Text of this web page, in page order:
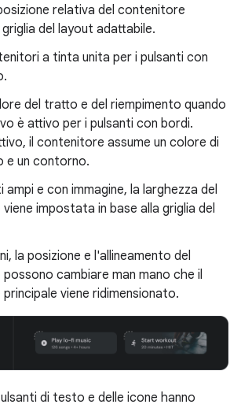
relativa del contenitore
del layout adattabile.
a tinta unita per i pulsanti con
del tratto e del riempimento quando
è attivo per i pulsanti con bordi.
il contenitore assume un colore di
e un contorno.
ampi e con immagine, la larghezza del
impostata in base alla griglia del
la posizione e l'allineamento del
cambiare man mano che il
viene ridimensionato.
di testo e delle icone hanno